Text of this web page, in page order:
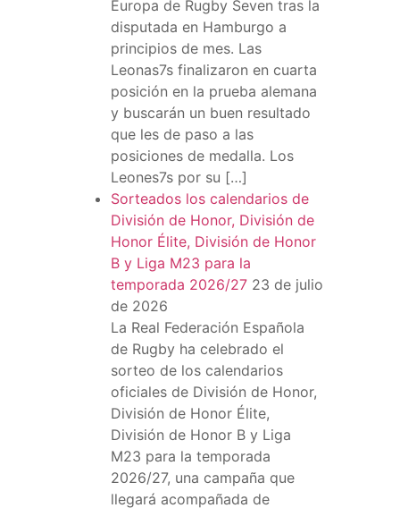
Europa de Rugby Seven tras la
disputada en Hamburgo a
principios de mes. Las
Leonas7s finalizaron en cuarta
posición en la prueba alemana
y buscarán un buen resultado
que les de paso a las
posiciones de medalla. Los
Leones7s por su […]
Sorteados los calendarios de
División de Honor, División de
Honor Élite, División de Honor
B y Liga M23 para la
temporada 2026/27 23 de julio
de 2026
La Real Federación Española
de Rugby ha celebrado el
sorteo de los calendarios
oficiales de División de Honor,
División de Honor Élite,
División de Honor B y Liga
M23 para la temporada
2026/27, una campaña que
llegará acompañada de